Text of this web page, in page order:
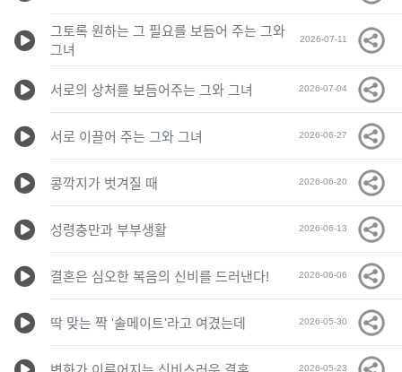
그토록 원하는 그 필요를 보듬어 주는 그와
그녀
2026-07-11
서로의 상처를 보듬어주는 그와 그녀 2026-07-04
서로 이끌어 주는 그와 그녀 2026-06-27
콩깍지가 벗겨질 때 2026-06-20
성령충만과 부부생활 2026-06-13
결혼은 심오한 복음의 신비를 드러낸다! 2026-06-06
딱 맞는 짝 '솔메이트'라고 여겼는데 2026-05-30
2026-05-23